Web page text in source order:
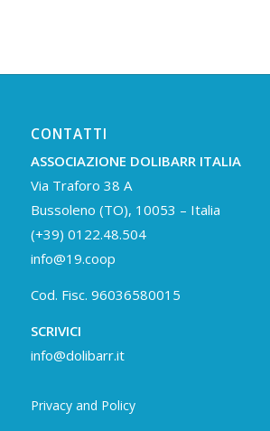
CONTATTI
ASSOCIAZIONE DOLIBARR ITALIA
Via Traforo 38 A
Bussoleno (TO), 10053 – Italia
(+39) 0122.48.504
info@19.coop
Cod. Fisc. 96036580015
SCRIVICI
info@dolibarr.it
Privacy and Policy